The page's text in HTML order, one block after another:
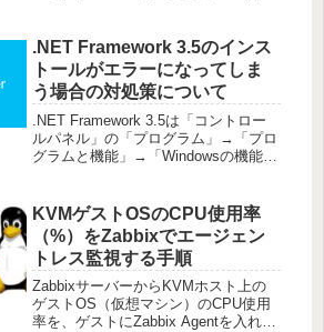
v124から「Ins
.NET Framework 3.5のインス
トールがエラーになってしま
う場合の対処策について
.NET Framework 3.5は「コントロー
ルパネル」の「プログラム」→「プロ
グラムと機能」→「Windowsの機能の
ストールできず、エラーになってしま
う際の対処につ
KVMゲストOSのCPU使用率
（%）をZabbixでエージェン
トレス監視する手順
ZabbixサーバーからKVMホスト上の
ゲストOS（仮想マシン）のCPU使用
率を、ゲストにZabbix Agentを入れず